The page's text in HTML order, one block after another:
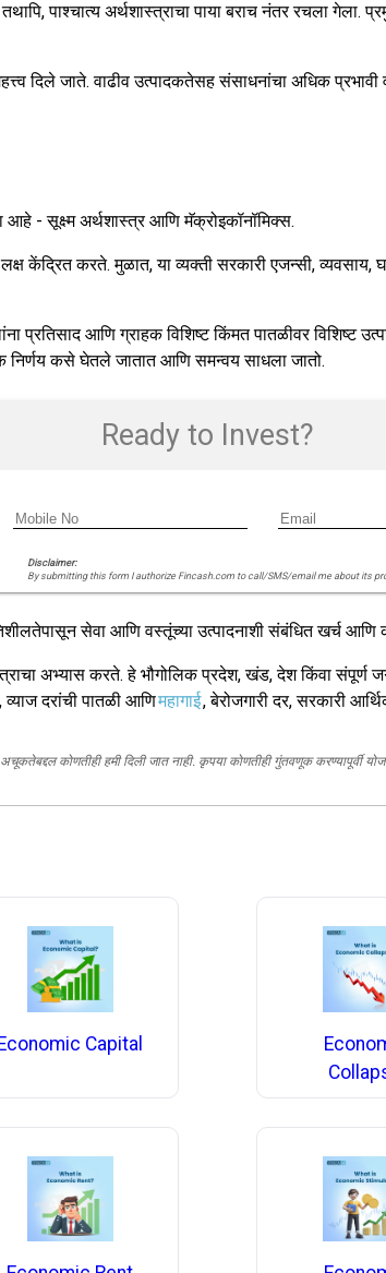
पाश्चात्य अर्थशास्त्राचा पाया बराच नंतर रचला गेला.
दिले जाते. वाढीव उत्पादकतेसह संसाधनांचा अधिक
आहे - सूक्ष्म अर्थशास्त्र आणि मॅक्रोइकॉनॉमिक्स.
केंद्रित करते. मुळात, या व्यक्ती सरकारी एजन्सी, व्यवसाय,
प्रतिसाद आणि ग्राहक विशिष्ट किंमत पातळीवर विशिष्ट
निर्णय कसे घेतले जातात आणि समन्वय साधला जातो.
Ready to Invest?
Disclaimer:
By submitting this form I authorize Fincash.com to call/SMS/email me about its
सेवा आणि वस्तूंच्या उत्पादनाशी संबंधित खर्च आणि
अभ्यास करते. हे भौगोलिक प्रदेश, खंड, देश किंवा संपूर्ण
, व्याज दरांची पातळी आणिमहागाई, बेरोजगारी दर, सरकारी
कोणतीही हमी दिली जात नाही. कृपया कोणतीही गुंतवणूक करण्यापूर्वी
Economic Capital